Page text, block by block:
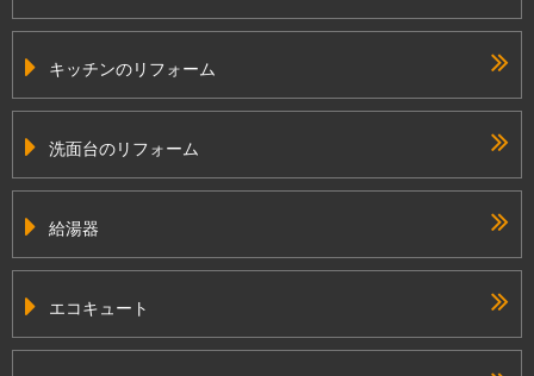
キッチンのリフォーム
洗面台のリフォーム
給湯器
エコキュート